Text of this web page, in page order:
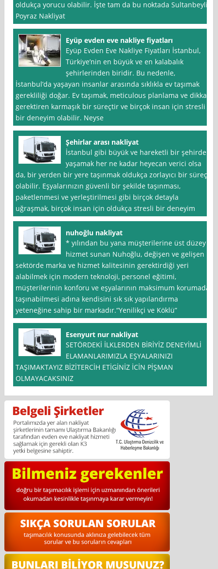
oldukça yorucu olabilir. İşte tam da bu noktada Sultanbeyli
Poyraz Nakliyat
Eyüp evden eve nakliye fiyatları
Eyüp Evden Eve Nakliye Fiyatları İstanbul,
Türkiye’nin en büyük ve en kalabalık
şehirlerinden biridir. Bu nedenle,
İstanbul’da yaşayan insanlar arasında sıklıkla ev taşımak
gerekliliği doğar. Ev taşımak, meticulous planlama ve dikkat
gerektiren karmaşık bir süreçtir ve birçok insan için stresli
bir deneyim olabilir. Neyse
Şehirlar arası nakliyat
İstanbul gibi büyük ve hareketli bir şehirde
yaşamak her ne kadar heyecan verici olsa
da, bir yerden bir yere taşınmak oldukça zorlayıcı bir süreç
olabilir. Eşyalarınızın güvenli bir şekilde taşınması,
paketlenmesi ve yerleştirilmesi gibi birçok detayla
uğraşmak, birçok insan için oldukça stresli bir deneyim
nuhoğlu nakliyat
* yılından bu yana müşterilerine üst düzey
hizmet sunan Nuhoğlu, değişen ve gelişen
sektörde marka ve hizmet kalitesinin gerektirdiği yeri
alabilmek için modern teknoloji, personel eğitimi,
müşterilerinin konforu ve eşyalarının maksimum korumada
taşınabilmesi adına kendisini sık sık yapılandırma
yeteneğine sahip bir markadır.“Yenilikçi ve Köklü”
Esenyurt nur nakliyat
SETÖRDEKİ İLKLERDEN BİRİYİZ DENEYİMLİ
ELAMANLARIMIZLA EŞYALARINIZI
TAŞIMAKTAYIZ BİZİTERCİH ETİGİNİZ İCİN PİŞMAN
OLMAYACAKSINIZ